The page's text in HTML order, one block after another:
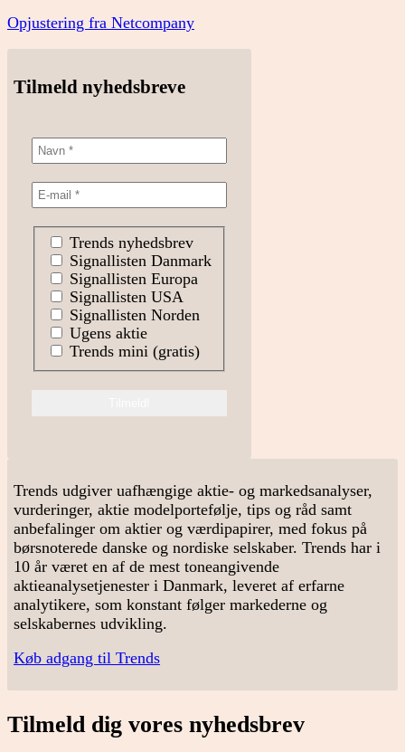
Opjustering fra Netcompany
Tilmeld nyhedsbreve
Trends nyhedsbrev
Signallisten Danmark
Signallisten Europa
Signallisten USA
Signallisten Norden
Ugens aktie
Trends mini (gratis)
Trends udgiver uafhængige aktie- og markedsanalyser,
vurderinger, aktie modelportefølje, tips og råd samt
anbefalinger om aktier og værdipapirer, med fokus på
børsnoterede danske og nordiske selskaber. Trends har i
10 år været en af de mest toneangivende
aktieanalysetjenester i Danmark, leveret af erfarne
analytikere, som konstant følger markederne og
selskabernes udvikling.
Køb adgang til Trends
Tilmeld dig vores nyhedsbrev